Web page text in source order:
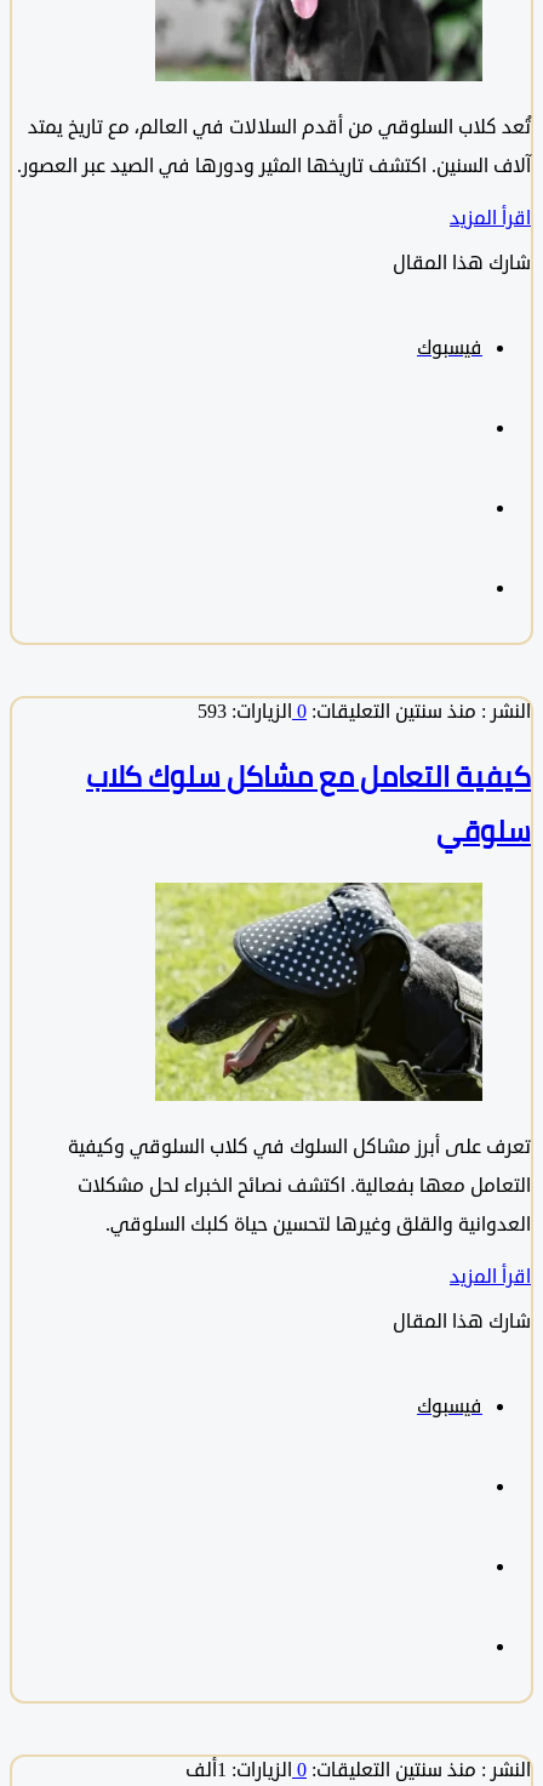
السلوقي من أقدم السلالات في العالم، مع تاريخ يمتد
السنين. اكتشف تاريخها المثير ودورها في الصيد عبر العصور.
هذا المقال
فيسبوك
: منذ سنتينالتعليقات:0الزيارات: 593
التعامل مع مشاكل سلوك كلاب
على أبرز مشاكل السلوك في كلاب السلوقي وكيفية
معها بفعالية. اكتشف نصائح الخبراء لحل مشكلات
والقلق وغيرها لتحسين حياة كلبك السلوقي.
هذا المقال
فيسبوك
: منذ سنتينالتعليقات:0الزيارات: 1ألف